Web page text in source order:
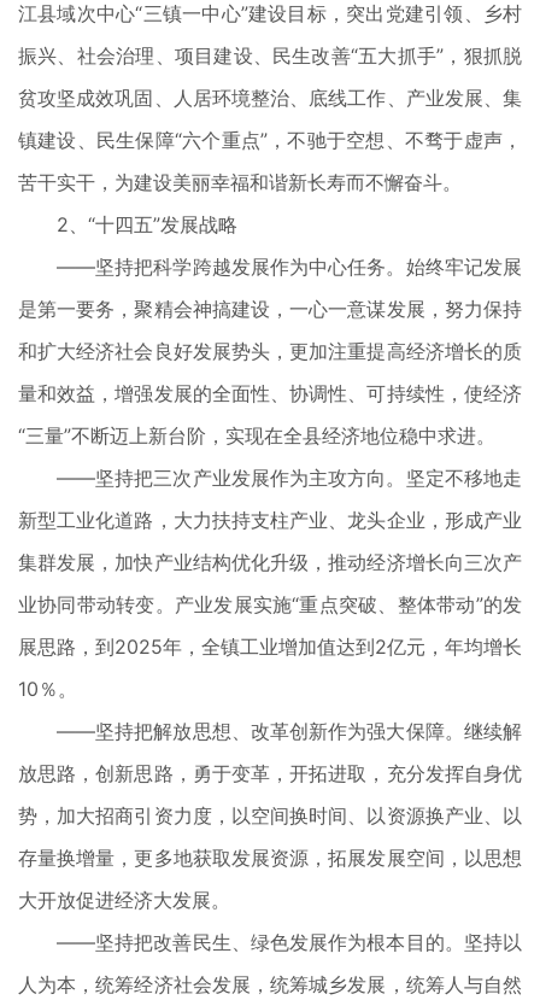
江县域次中心“三镇一中心”建设目标，突出党建引领、乡村
振兴、社会治理、项目建设、民生改善“五大抓手”，狠抓脱
贫攻坚成效巩固、人居环境整治、底线工作、产业发展、集
镇建设、民生保障“六个重点”，不驰于空想、不骛于虚声，
苦干实干，为建设美丽幸福和谐新长寿而不懈奋斗。
2、“十四五”发展战略
——坚持把科学跨越发展作为中心任务。始终牢记发展
是第一要务，聚精会神搞建设，一心一意谋发展，努力保持
和扩大经济社会良好发展势头，更加注重提高经济增长的质
量和效益，增强发展的全面性、协调性、可持续性，使经济
“三量”不断迈上新台阶，实现在全县经济地位稳中求进。
——坚持把三次产业发展作为主攻方向。坚定不移地走
新型工业化道路，大力扶持支柱产业、龙头企业，形成产业
集群发展，加快产业结构优化升级，推动经济增长向三次产
业协同带动转变。产业发展实施“重点突破、整体带动”的发
展思路，到2025年，全镇工业增加值达到2亿元，年均增长
10％。
——坚持把解放思想、改革创新作为强大保障。继续解
放思路，创新思路，勇于变革，开拓进取，充分发挥自身优
势，加大招商引资力度，以空间换时间、以资源换产业、以
存量换增量，更多地获取发展资源，拓展发展空间，以思想
大开放促进经济大发展。
——坚持把改善民生、绿色发展作为根本目的。坚持以
人为本，统筹经济社会发展，统筹城乡发展，统筹人与自然